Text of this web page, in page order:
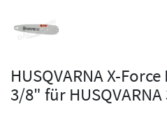
HUSQVARNA X-
3/8" für HUSQVARNA